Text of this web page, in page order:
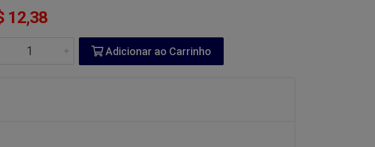
12,38
Adicionar ao Carrinho